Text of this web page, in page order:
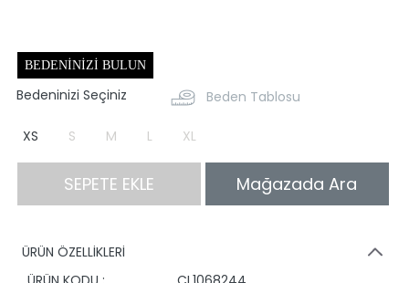
BEDENINIZI BULUN
Bedeninizi Seçiniz Beden Tablosu
XS S M L XL
SEPETE EKLE Mağazada Ara
ÜRÜN ÖZELLİKLERİ